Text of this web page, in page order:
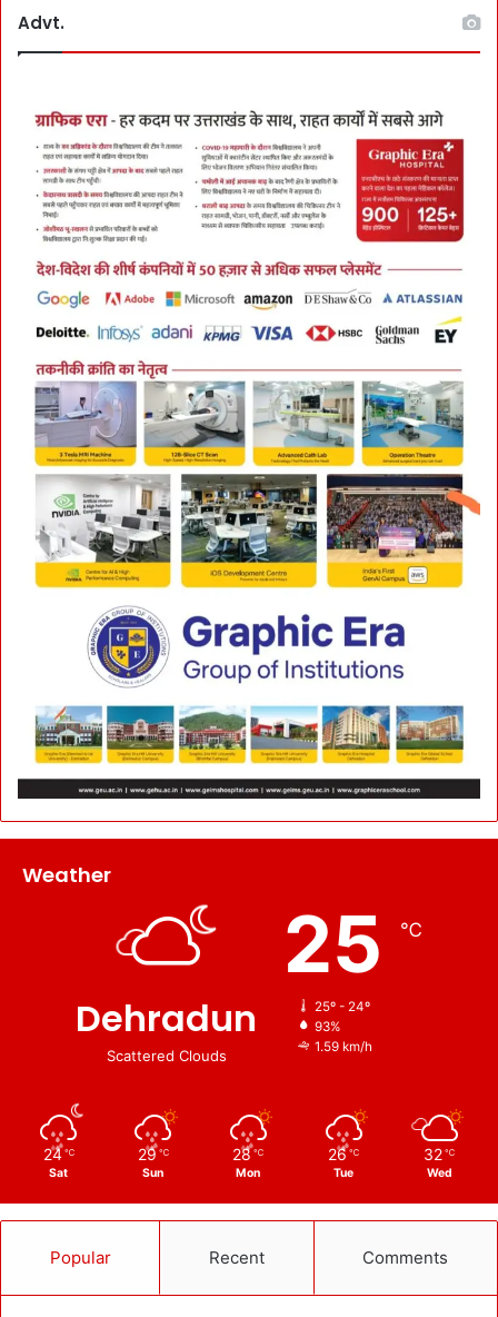
Advt.
Weather
Dehradun
Scattered Clouds
25 ℃
25º - 24º
93%
1.59 km/h
24 ℃
Sat
29 ℃
Sun
28 ℃
Mon
26 ℃
Tue
32 ℃
Wed
Popular Recent Comments